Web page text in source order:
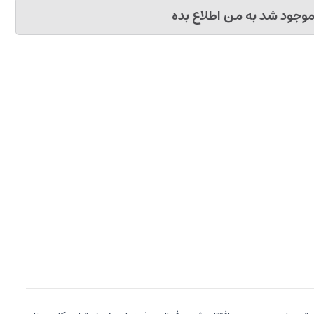
موجود شد به من اطلاع بده